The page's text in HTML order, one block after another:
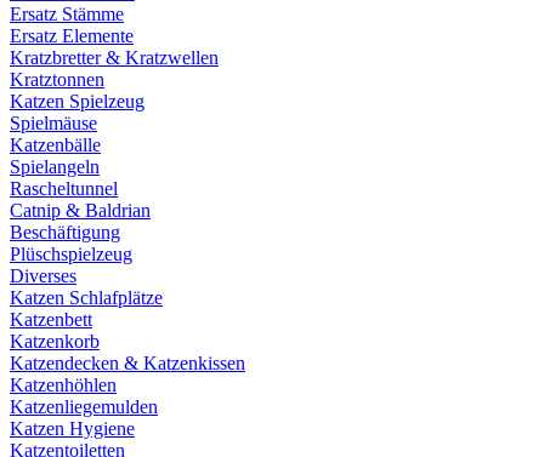
Ersatz Stämme
Ersatz Elemente
Kratzbretter & Kratzwellen
Kratztonnen
Katzen Spielzeug
Spielmäuse
Katzenbälle
Spielangeln
Rascheltunnel
Catnip & Baldrian
Beschäftigung
Plüschspielzeug
Diverses
Katzen Schlafplätze
Katzenbett
Katzenkorb
Katzendecken & Katzenkissen
Katzenhöhlen
Katzenliegemulden
Katzen Hygiene
Katzentoiletten